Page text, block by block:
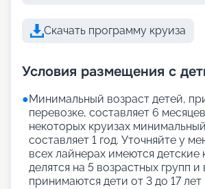
Скачать программу круиза
Условия размещения с
●Минимальный возраст детей,
перевозке, составляет 6
некоторых круизах
составляет 1 год. Уточняйте у
всех лайнерах имеются
делятся на 5 возрастных групп
принимаются дети от 3 до 17 лет